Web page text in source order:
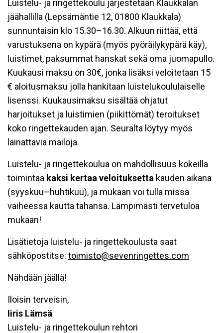
Luistelu- ja ringettekoulu järjestetään Klaukkalan
jäähallilla (Lepsämäntie 12, 01800 Klaukkala)
sunnuntaisin klo 15.30–16.30. Alkuun riittää, että
varustuksena on kypärä (myös pyöräilykypärä käy),
luistimet, paksummat hanskat sekä oma juomapullo.
Kuukausi maksu on 30€, jonka lisäksi veloitetaan 15
€ aloitusmaksu jolla hankitaan luistelukoululaiselle
lisenssi. Kuukausimaksu sisältää ohjatut
harjoitukset ja luistimien (piikittömät) teroitukset
koko ringettekauden ajan. Seuralta löytyy myös
lainattavia mailoja.
Luistelu- ja ringettekoulua on mahdollisuus kokeilla
toimintaa kaksi kertaa veloituksetta kauden aikana
(syyskuu–huhtikuu), ja mukaan voi tulla missä
vaiheessa kautta tahansa. Lämpimästi tervetuloa
mukaan!
Lisätietoja luistelu- ja ringettekoulusta saat
sähköpostitse: toimisto@sevenringettes.com
Nähdään jäällä!
Iloisin terveisin,
Iiris Lämsä
Luistelu- ja ringettekoulun rehtori